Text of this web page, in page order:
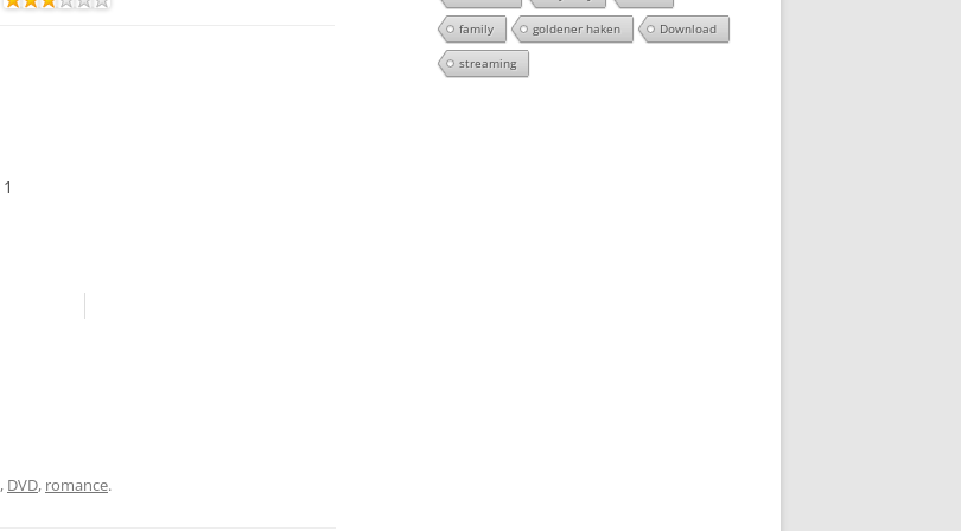
1
, DVD, romance.
family goldener haken Download
streaming